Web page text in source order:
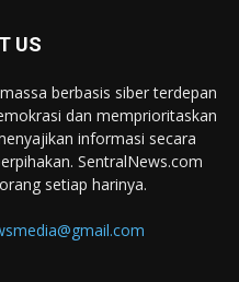
US
berbasis siber terdepan
dan memprioritaskan
informasi secara
SentralNews.com
setiap harinya.